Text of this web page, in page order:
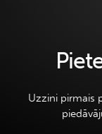
Uzzini pirmais